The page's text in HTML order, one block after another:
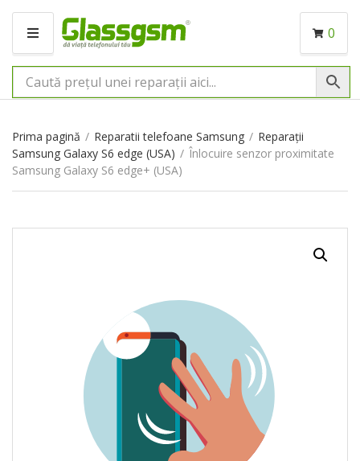
M
N
I
0
Prima pagină / Reparatii telefoane Samsung / Reparații
Samsung Galaxy S6 edge (USA) / Înlocuire senzor proximitate
Samsung Galaxy S6 edge+ (USA)